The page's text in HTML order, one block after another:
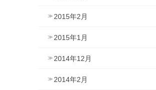
2015年2月
2015年1月
2014年12月
2014年2月